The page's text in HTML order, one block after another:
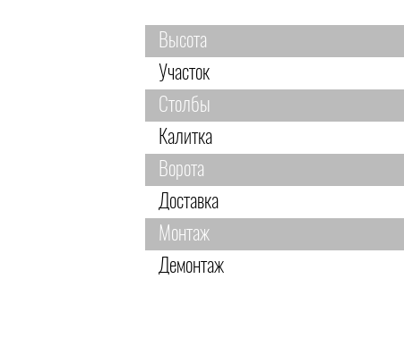
Высота
Участок
Столбы
Калитка
Ворота
Доставка
Монтаж
Демонтаж